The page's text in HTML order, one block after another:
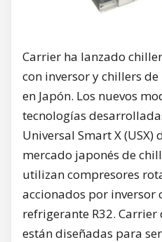
Carrier ha lanzado
con inversor y chillers
en Japón. Los nuevos
tecnologías
Universal Smart X (USX)
mercado japonés de
utilizan compresores
accionados por inversor
refrigerante R32.
están diseñadas para